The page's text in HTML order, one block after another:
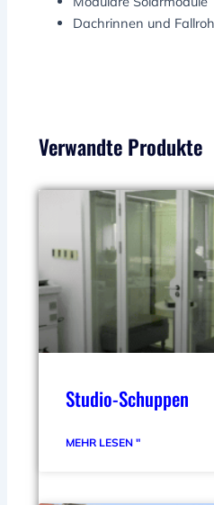
Dachrinnen und
Verwandte Produkte
Studio-Schuppen
MEHR LESEN "